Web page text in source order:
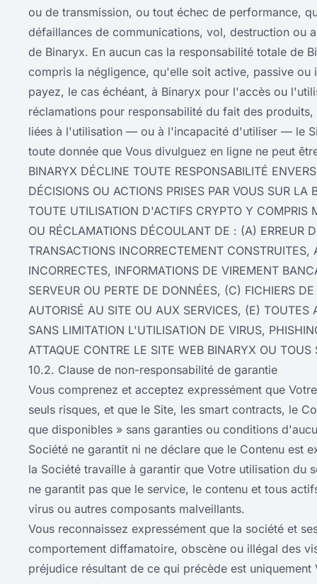
ou de transmission, ou tout échec de performance,
défaillances de communications, vol, destruction ou
de Binaryx. En aucun cas la responsabilité totale de
compris la négligence, qu'elle soit active, passive
payez, le cas échéant, à Binaryx pour l'accès ou
réclamations pour responsabilité du fait des
liées à l'utilisation — ou à l'incapacité d'utiliser — le
toute donnée que Vous divulguez en ligne ne peut
BINARYX DÉCLINE TOUTE RESPONSABILITÉ
DÉCISIONS OU ACTIONS PRISES PAR VOUS SUR
TOUTE UTILISATION D'ACTIFS CRYPTO Y
OU RÉCLAMATIONS DÉCOULANT DE : (A) ERREUR
TRANSACTIONS INCORRECTEMENT
INCORRECTES, INFORMATIONS DE VIREMENT
SERVEUR OU PERTE DE DONNÉES, (C) FICHIERS
AUTORISÉ AU SITE OU AUX SERVICES, (E) TOUTES
SANS LIMITATION L'UTILISATION DE VIRUS,
ATTAQUE CONTRE LE SITE WEB BINARYX OU TOUS
10.2. Clause de non-responsabilité de garantie
Vous comprenez et acceptez expressément que
seuls risques, et que le Site, les smart contracts, le
que disponibles » sans garanties ou conditions
Société ne garantit ni ne déclare que le Contenu est
la Société travaille à garantir que Votre utilisation du
ne garantit pas que le service, le contenu et tous
virus ou autres composants malveillants.
Vous reconnaissez expressément que la société et
comportement diffamatoire, obscène ou illégal des
préjudice résultant de ce qui précède est